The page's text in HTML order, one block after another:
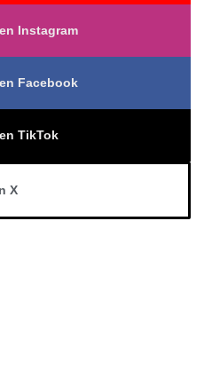
Instagram
Facebook
TikTok
X